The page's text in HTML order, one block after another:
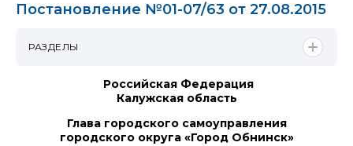
Постановление №01-07/63 от 27.08.2015
Российская Федерация
Калужская область
Глава городского самоуправления
городского округа «Город Обнинск»
РАЗДЕЛЫ